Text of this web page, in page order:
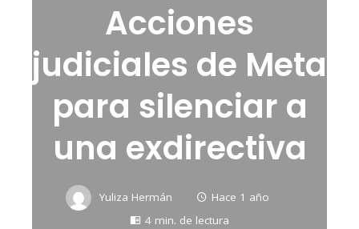
Acciones
judiciales de Meta
para silenciar a
una exdirectiva
Yuliza Hermán
Hace 1 año
4 min. de lectura